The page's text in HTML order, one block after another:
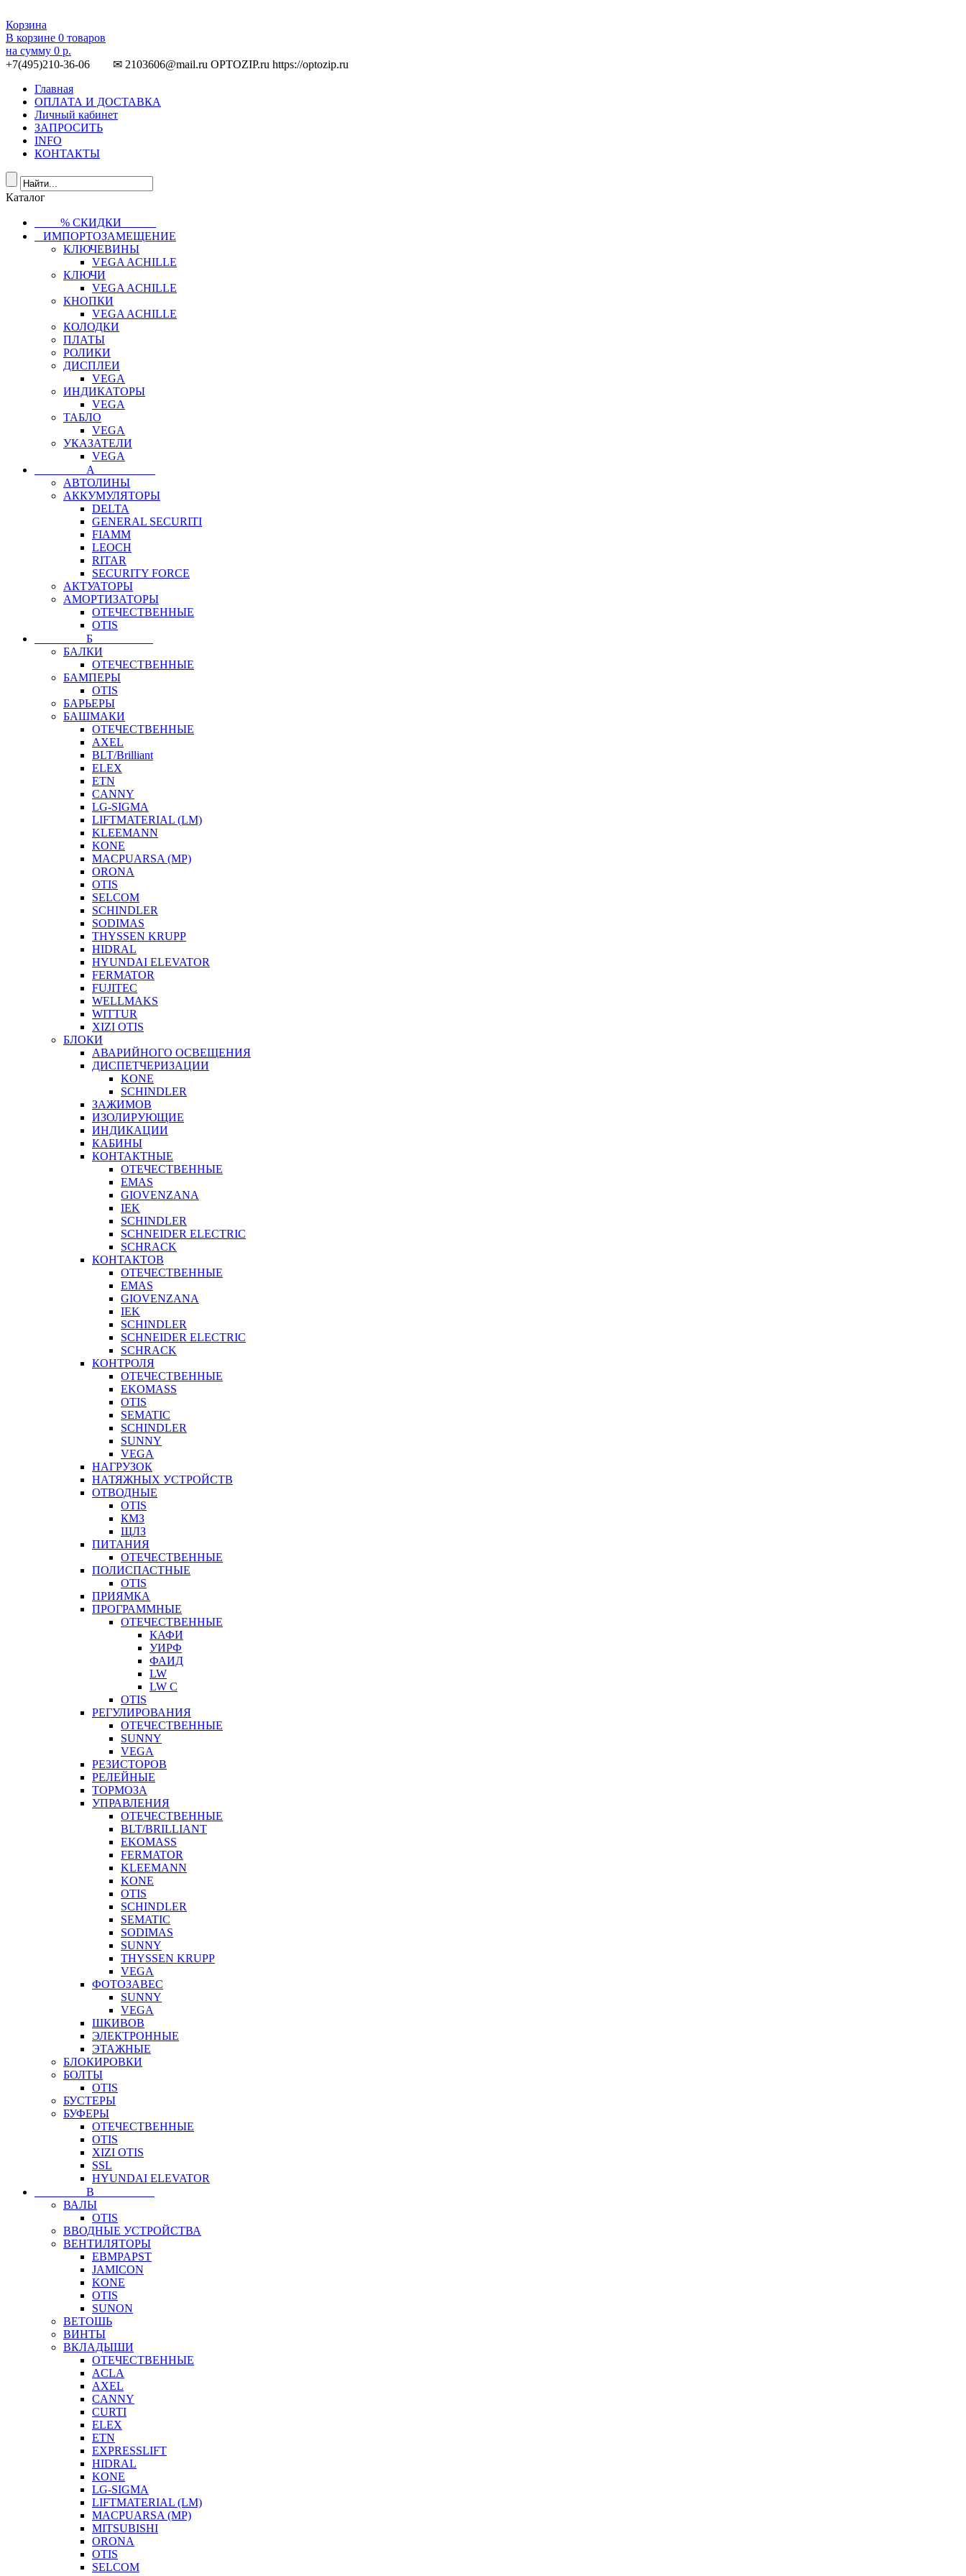
Корзина
В корзине 0 товаров
на сумму 0 р.
+7(495)210-36-06 ✉ 2103606@mail.ru OPTOZIP.ru https://optozip.ru
Главная
ОПЛАТА И ДОСТАВКА
Личный кабинет
ЗАПРОСИТЬ
INFO
КОНТАКТЫ
Каталог
⠀⠀⠀% СКИДКИ⠀⠀⠀⠀
⠀ИМПОРТОЗАМЕЩЕНИЕ
КЛЮЧЕВИНЫ
VEGA ACHILLE
КЛЮЧИ
VEGA ACHILLE
КНОПКИ
VEGA ACHILLE
КОЛОДКИ
ПЛАТЫ
РОЛИКИ
ДИСПЛЕИ
VEGA
ИНДИКАТОРЫ
VEGA
ТАБЛО
VEGA
УКАЗАТЕЛИ
VEGA
⠀⠀⠀⠀⠀⠀А⠀⠀⠀⠀⠀⠀⠀
АВТОЛИНЫ
АККУМУЛЯТОРЫ
DELTA
GENERAL SECURITI
FIAMM
LEOCH
RITAR
SECURITY FORCE
АКТУАТОРЫ
АМОРТИЗАТОРЫ
ОТЕЧЕСТВЕННЫЕ
OTIS
⠀⠀⠀⠀⠀⠀Б⠀⠀⠀⠀⠀⠀⠀
БАЛКИ
ОТЕЧЕСТВЕННЫЕ
БАМПЕРЫ
OTIS
БАРЬЕРЫ
БАШМАКИ
ОТЕЧЕСТВЕННЫЕ
AXEL
BLT/Brilliant
ELEX
ETN
CANNY
LG-SIGMA
LIFTMATERIAL (LM)
KLEEMANN
KONE
MACPUARSA (MP)
ORONA
OTIS
SELCOM
SCHINDLER
SODIMAS
THYSSEN KRUPP
HIDRAL
HYUNDAI ELEVATOR
FERMATOR
FUJITEC
WELLMAKS
WITTUR
XIZI OTIS
БЛОКИ
АВАРИЙНОГО ОСВЕЩЕНИЯ
ДИСПЕТЧЕРИЗАЦИИ
KONE
SCHINDLER
ЗАЖИМОВ
ИЗОЛИРУЮЩИЕ
ИНДИКАЦИИ
КАБИНЫ
КОНТАКТНЫЕ
ОТЕЧЕСТВЕННЫЕ
EMAS
GIOVENZANA
IEK
SCHINDLER
SCHNEIDER ELECTRIC
SCHRACK
КОНТАКТОВ
ОТЕЧЕСТВЕННЫЕ
EMAS
GIOVENZANA
IEK
SCHINDLER
SCHNEIDER ELECTRIC
SCHRACK
КОНТРОЛЯ
ОТЕЧЕСТВЕННЫЕ
EKOMASS
OTIS
SEMATIC
SCHINDLER
SUNNY
VEGA
НАГРУЗОК
НАТЯЖНЫХ УСТРОЙСТВ
ОТВОДНЫЕ
OTIS
КМЗ
ЩЛЗ
ПИТАНИЯ
ОТЕЧЕСТВЕННЫЕ
ПОЛИСПАСТНЫЕ
OTIS
ПРИЯМКА
ПРОГРАММНЫЕ
ОТЕЧЕСТВЕННЫЕ
КАФИ
УИРФ
ФАИД
LW
LW C
OTIS
РЕГУЛИРОВАНИЯ
ОТЕЧЕСТВЕННЫЕ
SUNNY
VEGA
РЕЗИСТОРОВ
РЕЛЕЙНЫЕ
ТОРМОЗА
УПРАВЛЕНИЯ
ОТЕЧЕСТВЕННЫЕ
BLT/BRILLIANT
EKOMASS
FERMATOR
KLEEMANN
KONE
OTIS
SCHINDLER
SEMATIC
SODIMAS
SUNNY
THYSSEN KRUPP
VEGA
ФОТОЗАВЕС
SUNNY
VEGA
ШКИВОВ
ЭЛЕКТРОННЫЕ
ЭТАЖНЫЕ
БЛОКИРОВКИ
БОЛТЫ
OTIS
БУСТЕРЫ
БУФЕРЫ
ОТЕЧЕСТВЕННЫЕ
OTIS
XIZI OTIS
SSL
HYUNDAI ELEVATOR
⠀⠀⠀⠀⠀⠀В⠀⠀⠀⠀⠀⠀⠀
ВАЛЫ
OTIS
ВВОДНЫЕ УСТРОЙСТВА
ВЕНТИЛЯТОРЫ
EBMPAPST
JAMICON
KONE
OTIS
SUNON
ВЕТОШЬ
ВИНТЫ
ВКЛАДЫШИ
ОТЕЧЕСТВЕННЫЕ
ACLA
AXEL
CANNY
CURTI
ELEX
ETN
EXPRESSLIFT
HIDRAL
KONE
LG-SIGMA
LIFTMATERIAL (LM)
MACPUARSA (MP)
MITSUBISHI
ORONA
OTIS
SELCOM